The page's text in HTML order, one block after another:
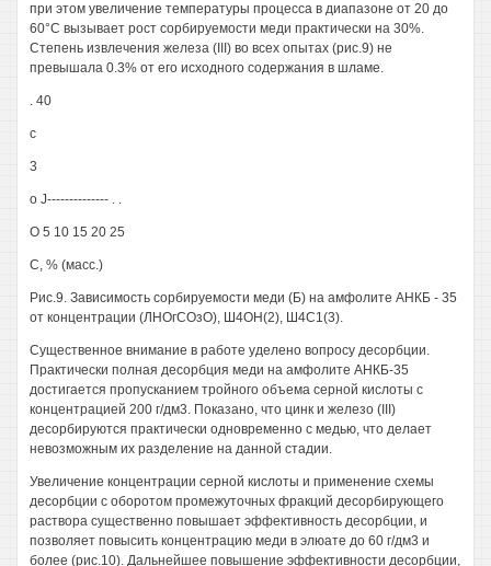
при этом увеличение температуры процесса в диапазоне от 20 до
60°С вызывает рост сорбируемости меди практически на 30%.
Степень извлечения железа (III) во всех опытах (рис.9) не
превышала 0.3% от его исходного содержания в шламе.
. 40
с
3
о J-------------- . .
О 5 10 15 20 25
С, % (масс.)
Рис.9. Зависимость сорбируемости меди (Б) на амфолите АНКБ - 35
от концентрации (ЛНОгСОзО), Ш4ОН(2), Ш4С1(3).
Существенное внимание в работе уделено вопросу десорбции.
Практически полная десорбция меди на амфолите АНКБ-35
достигается пропусканием тройного объема серной кислоты с
концентрацией 200 г/дм3. Показано, что цинк и железо (III)
десорбируются практически одновременно с медью, что делает
невозможным их разделение на данной стадии.
Увеличение концентрации серной кислоты и применение схемы
десорбции с оборотом промежуточных фракций десорбирующего
раствора существенно повышает эффективность десорбции, и
позволяет повысить концентрацию меди в элюате до 60 г/дм3 и
более (рис.10). Дальнейшее повышение эффективности десорбции,